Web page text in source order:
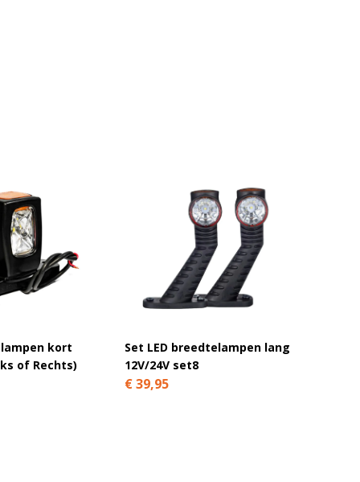
kort
of Rechts)
Set LED breedtelampen lang
12V/24V set8
€ 39,95